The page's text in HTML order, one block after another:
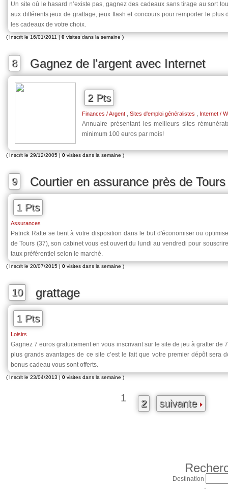
Un site où le hasard n’existe pas, gagnez des cadeaux sans tirage au sort
aux différents jeux de grattage, jeux flash et concours pour remporter le plus
les cadeaux de votre choix.
( Inscrit le 16/01/2011 | 0 visites dans la semaine )
8 Gagnez de l'argent avec Internet
2 Pts
Finances / Argent , Sites d'emploi généralistes , Internet /
Annuaire présentant les meilleurs sites
minimum 100 euros par mois!
( Inscrit le 29/12/2005 | 0 visites dans la semaine )
9 Courtier en assurance près de
1 Pts
Assurances
Patrick Ratte se tient à votre disposition dans le but d'économiser ou
de Tours (37), son cabinet vous est ouvert du lundi au vendredi pour
taux préférentiel selon le marché.
( Inscrit le 20/07/2015 | 0 visites dans la semaine )
10 grattage
1 Pts
Loisirs
Gagnez 7 euros gratuitement en vous inscrivant sur le site de jeu à gratter de
plus grands avantages de ce site c’est le fait que votre premier dépôt sera
bonus cadeau vous sont offerts.
( Inscrit le 23/04/2013 | 0 visites dans la semaine )
1 2 suivante
Destination